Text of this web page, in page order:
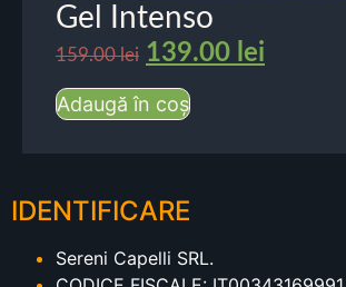
Gel Intenso
159.00lei 139.00 lei
Adaugă în coș
IDENTIFICARE
Sereni Capelli SRL.